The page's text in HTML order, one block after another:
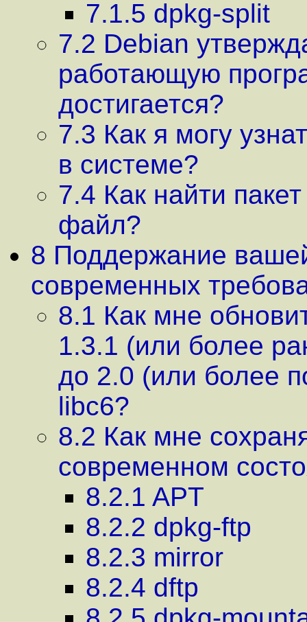
7.1.5 dpkg-split
7.2 Debian
работающую
достигается?
7.3 Как я могу
в системе?
7.4 Как найти
файл?
8 Поддержание
современных
8.1 Как мне
1.3.1 (или более
до 2.0 (или более
libc6?
8.2 Как мне
современном
8.2.1 APT
8.2.2 dpkg-ftp
8.2.3 mirror
8.2.4 dftp